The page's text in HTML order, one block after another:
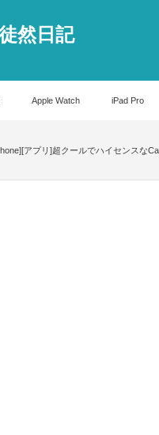
然日記
Apple Watch iPad Pro
アプリ]超クールでハイセンスな